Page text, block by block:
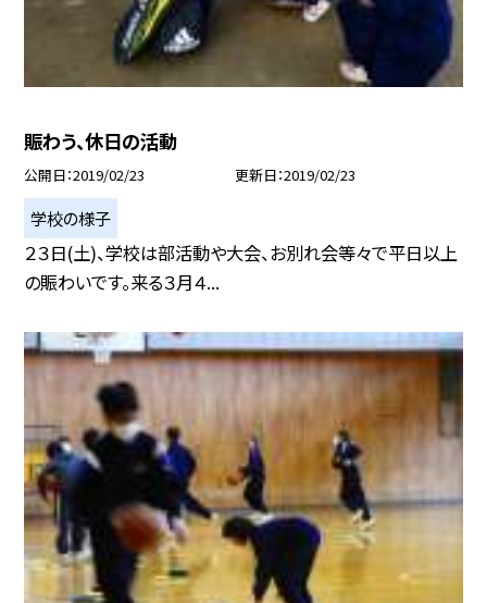
賑わう、休日の活動
公開日 2019/02/23 更新日 2019/02/23
学校の様子
２３日(土)、学校は部活動や大会、お別れ会等々で平日以上
の賑わいです。来る３月４...